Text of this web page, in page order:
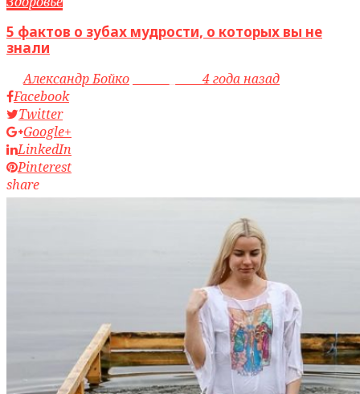
5 фактов о зубах мудрости, о которых вы не
знали
byАлександр Бойко
4 года назад
Facebook
Twitter
Google+
LinkedIn
Pinterest
share